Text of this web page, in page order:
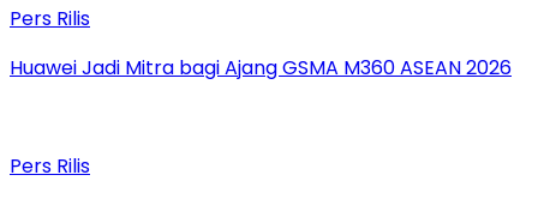
Pers Rilis
Huawei Jadi Mitra bagi Ajang GSMA M360 ASEAN 2026
Pers Rilis